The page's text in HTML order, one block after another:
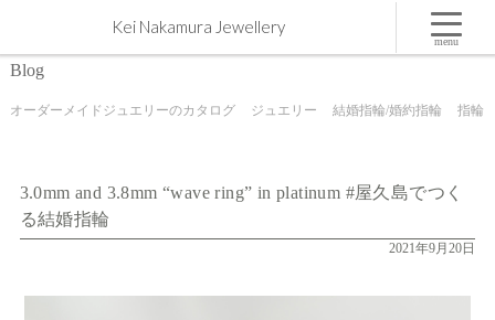
3.0mm and 3.8mm “wave ring” in platinum #屋久島でつくる結婚指輪 | 屋久島,ジュエリー,オーダー
メイドのマリッジリング（結婚・婚約指輪）制作 | Kei Nakamura Jewellery Blog
Kei Nakamura Jewellery
Blog
オーダーメイドジュエリーのカタログ ジュエリー 結婚指輪/婚約指輪 指輪
3.0mm and 3.8mm “wave ring” in platinum #屋久島でつく
る結婚指輪
2021年9月20日
menu